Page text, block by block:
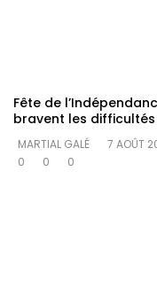
Fête de
bravent les
MARTIAL GALÉ
7 AOÛT
0
0 0